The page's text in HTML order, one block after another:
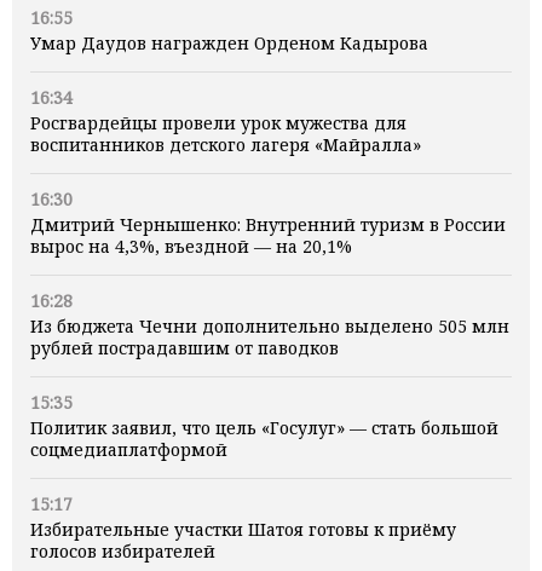
16:55
Умар Даудов награжден Орденом Кадырова
16:34
Росгвардейцы провели урок мужества для
воспитанников детского лагеря «Майралла»
16:30
Дмитрий Чернышенко: Внутренний туризм в России
вырос на 4,3%, въездной — на 20,1%
16:28
Из бюджета Чечни дополнительно выделено 505 млн
рублей пострадавшим от паводков
15:35
Политик заявил, что цель «Госулуг» — стать большой
соцмедиаплатформой
15:17
Избирательные участки Шатоя готовы к приёму
голосов избирателей